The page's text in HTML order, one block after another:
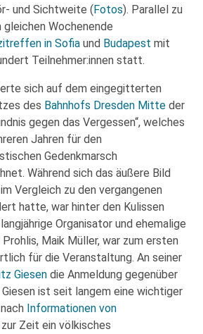
und Sichtweite (Fotos). Parallel zu
gleichen Wochenende
in Sofia und Budapest mit
Teilnehmer:innen statt.
sich auf dem eingegitterten
des Bahnhofs Dresden Mitte der
gegen das Vergessen“, welches
Jahren für den
Gedenkmarsch
Während sich das äußere Bild
Vergleich zu den vergangenen
hatte, war hinter den Kulissen
Organisator und ehemalige
Maik Müller, war zum ersten
für die Veranstaltung. An seiner
Giesen die Anmeldung gegenüber
ist seit langem eine wichtiger
Informationen von
zur Zeit ein völkisches